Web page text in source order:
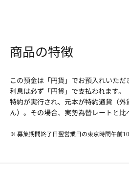
商品の特徴
この預金は「円貨」でお預入れいた
利息は必ず「円貨」で支払われます。
特約が実行され、元本が特約通貨（
ん）。その場合、実勢為替レートと比
※ 募集期間終了日翌営業日の東京時間午前